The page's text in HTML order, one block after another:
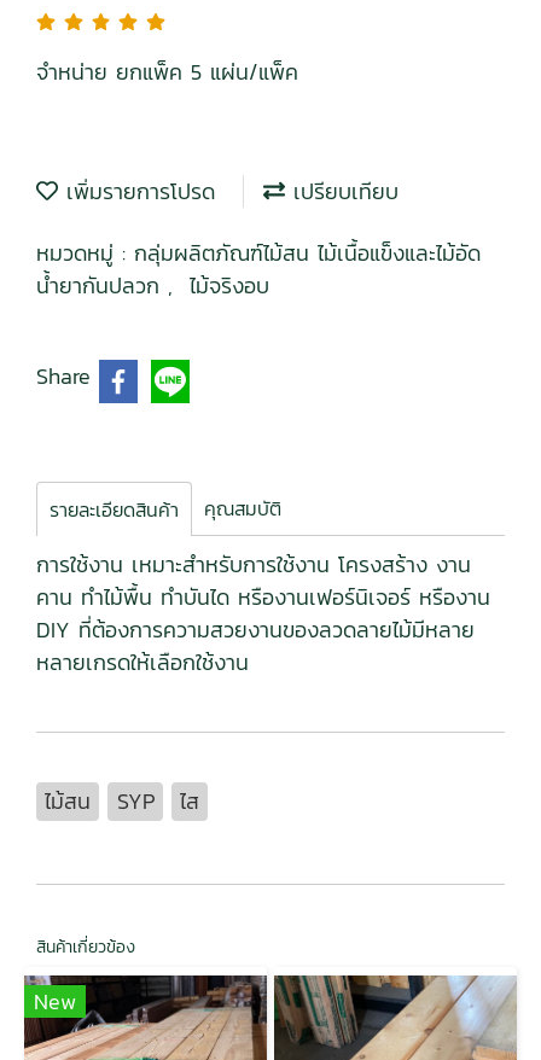
จำหน่าย ยกแพ็ค 5 แผ่น/แพ็ค
เพิ่มรายการโปรด
เปรียบเทียบ
หมวดหมู่ : กลุ่มผลิตภัณฑ์ไม้สน ไม้เนื้อแข็งและไม้อัด
น้ำยากันปลวก , ไม้จริงอบ
Share
รายละเอียดสินค้า คุณสมบัติ
การใช้งาน เหมาะสำหรับการใช้งาน โครงสร้าง งาน
คาน ทำไม้พื้น ทำบันได หรืองานเฟอร์นิเจอร์ หรืองาน
DIY ที่ต้องการความสวยงานของลวดลายไม้มีหลาย
หลายเกรดให้เลือกใช้งาน
ไม้สน SYP ไส
สินค้าเกี่ยวข้อง
New